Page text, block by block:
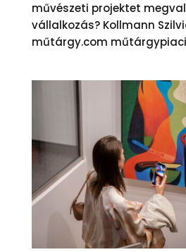
művészeti projektet
vállalkozás? Kollmann
műtárgy.com